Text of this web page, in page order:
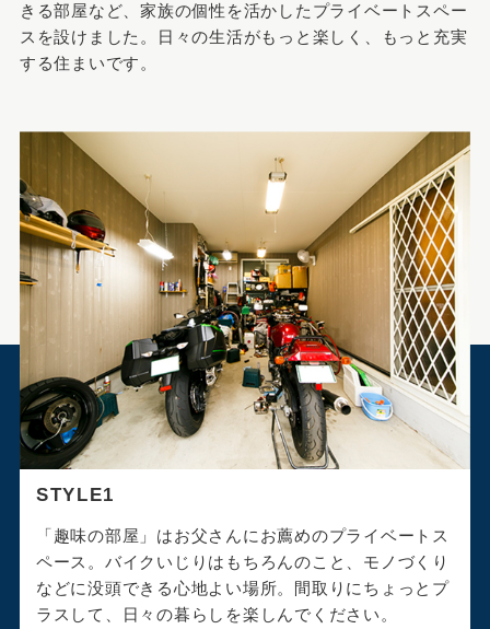
きる部屋など、家族の個性を活かしたプライベートスペー
スを設けました。日々の生活がもっと楽しく、もっと充実
する住まいです。
STYLE1
「趣味の部屋」はお父さんにお薦めのプライベートス
ペース。バイクいじりはもちろんのこと、モノづくり
などに没頭できる心地よい場所。間取りにちょっとプ
ラスして、日々の暮らしを楽しんでください。